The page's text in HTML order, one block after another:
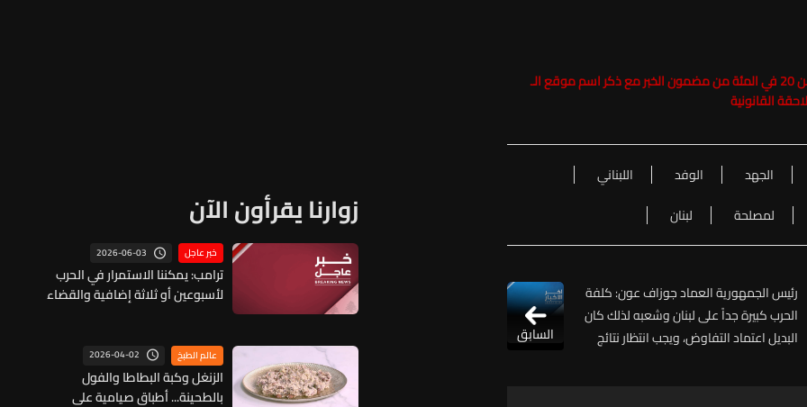
حفاظاً على حقوق الملكية الفكرية يرجى عدم نسخ ما يزيد عن 20 في المئة من مضمون الخبر مع ذكر اسم موقع الـ
الجهد الوفد
اللبناني
لمصلحة لبنان
رئيس الجمهورية العماد جوزاف عون: كلفة
الحرب كبيرة جداً على لبنان وشعبه لذلك كان
البديل اعتماد التفاوض، ويجب انتظار نتائج
السابق
زوارنا يقرأون الآن
خبر عاجل 2026-06-03
ترامب: يمكننا الاستمرار في الحرب
لأسبوعين أو ثلاثة إضافية والقضاء
عالم الطبخ 2026-04-02
الزنغل وكبة البطاطا والفول
بالطحينة... أطباق صيامية على